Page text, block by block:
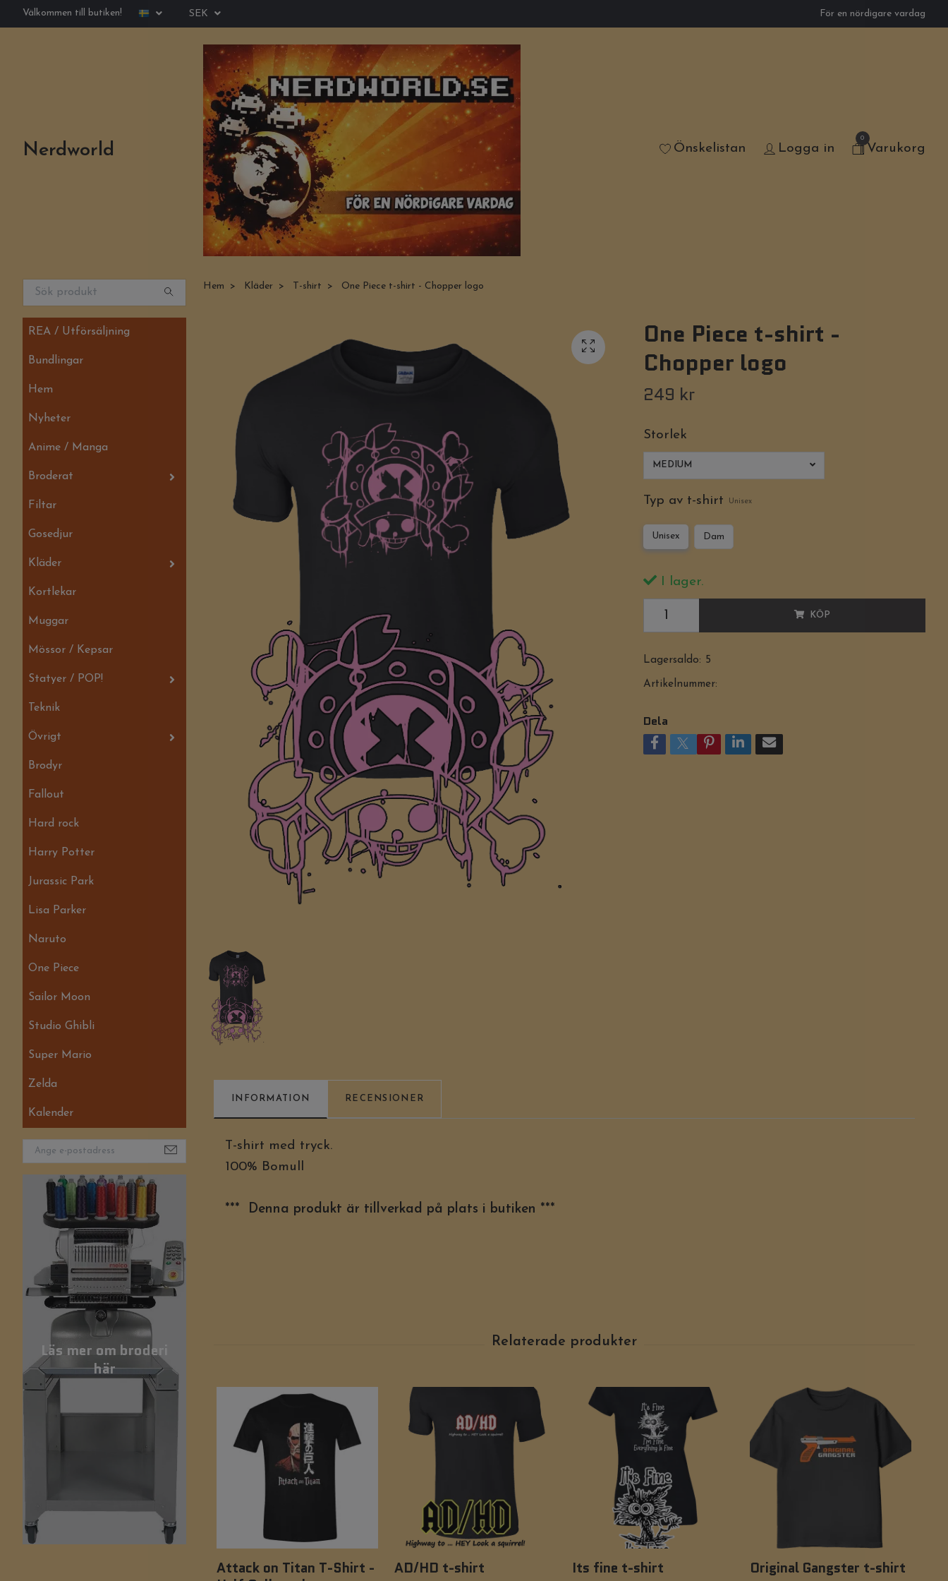
Välkommen till butiken! SEK För en nördigare vardag
Nerdworld Önskelistan Logga in
0
Varukorg
REA / Utförsäljning
Bundlingar
Hem
Nyheter
Anime / Manga
Broderat
Filtar
Gosedjur
Kläder
Kortlekar
Muggar
Mössor / Kepsar
Statyer / POP!
Teknik
Övrigt
Brodyr
Fallout
Hard rock
Harry Potter
Jurassic Park
Lisa Parker
Naruto
One Piece
Sailor Moon
Studio Ghibli
Super Mario
Zelda
Kalender
Läs mer om broderi
här
Hem Kläder T-shirt One Piece t-shirt - Chopper logo
One Piece t-shirt -
Chopper logo
249 kr
Storlek
MEDIUM
Typ av t-shirt Unisex
Unisex Dam
I lager.
KÖP
Lagersaldo: 5
Artikelnummer:
Dela
INFORMATION RECENSIONER
T-shirt med tryck.
100% Bomull
*** Denna produkt är tillverkad på plats i butiken ***
Attack on Titan T-Shirt -
AD/HD t-shirt Its fine t-shirt Original Gangster t-shirt